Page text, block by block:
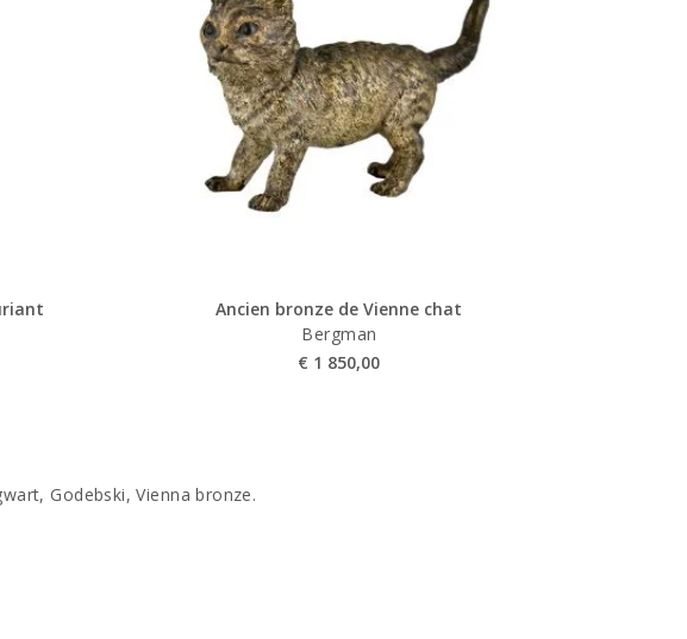
Ancien bronze de Vienne chat
Bergman
€ 1 850,00
Godebski, Vienna bronze.